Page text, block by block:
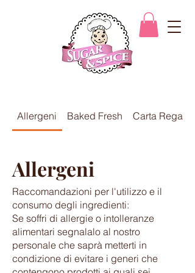
Allergeni Baked Fresh Carta Regalo
Allergeni
Raccomandazioni per l'utilizzo e il
consumo degli ingredienti:
Se soffri di allergie o intolleranze
alimentari segnalalo al nostro
personale che saprà metterti in
condizione di evitare i generi che